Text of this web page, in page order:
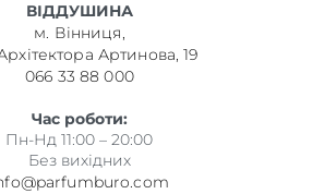
ВІДДУШИНА
м. Вінниця,
Артинова, 19
066 33 88 000
Час роботи:
Пн-Нд 11:00 – 20:00
Без вихідних